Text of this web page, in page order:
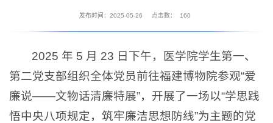
发布时间：2025-05-26 点击数： 160
2025 年 5 月 23 日下午，医学院学生第一、
第二党支部组织全体党员前往福建博物院参观“爱
廉说——文物话清廉特展”，开展了一场以“学思践
悟中央八项规定，筑牢廉洁思想防线”为主题的党